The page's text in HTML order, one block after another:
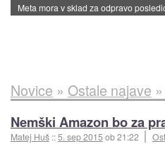
ByteDance trenira največji model
Novice » Ostale najave »
Nemški Amazon bo za
Matej Huš ::5. sep 2015ob 21:22